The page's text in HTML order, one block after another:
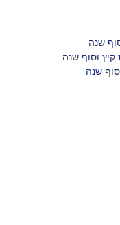
שנה
קיץ וסוף שנה
שנה